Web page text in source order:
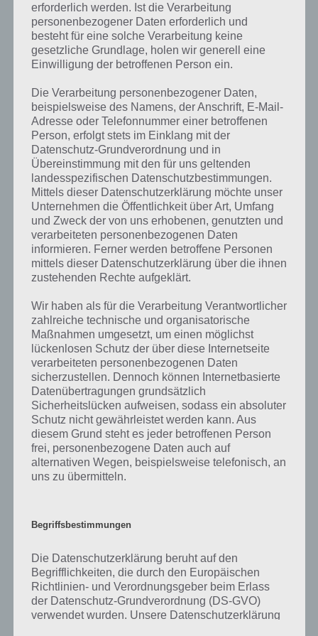
Kurze Begriffserklärung zur Lösung
Akkord
Bilder 1 Wort, doch welche Bedeutung hat dieses eigentlich und was
gibt es dazu zu wissen? Passt das Wort auch zu Die Welt der Musik?
Zu bestimmten Lösungen präsentieren wir daher auch immer eine
kurze Begriffserklärung!
Zu Akkord haben wir zunächst keine weiteren Informationen parat!
Auf WhatsApp teilen Teilen auf Facebook
Mehr Artikel hier auf Touchportal
erforderlich werden. Ist die Verarbeitung
personenbezogener Daten erforderlich und
besteht für eine solche Verarbeitung keine
gesetzliche Grundlage, holen wir generell eine
Einwilligung der betroffenen Person ein.
Die Verarbeitung personenbezogener Daten,
beispielsweise des Namens, der Anschrift, E-Mail-
Adresse oder Telefonnummer einer betroffenen
Person, erfolgt stets im Einklang mit der
Datenschutz-Grundverordnung und in
Übereinstimmung mit den für uns geltenden
landesspezifischen Datenschutzbestimmungen.
Mittels dieser Datenschutzerklärung möchte unser
Unternehmen die Öffentlichkeit über Art, Umfang
und Zweck der von uns erhobenen, genutzten und
verarbeiteten personenbezogenen Daten
informieren. Ferner werden betroffene Personen
mittels dieser Datenschutzerklärung über die ihnen
zustehenden Rechte aufgeklärt.
Wir haben als für die Verarbeitung Verantwortlicher
zahlreiche technische und organisatorische
Maßnahmen umgesetzt, um einen möglichst
lückenlosen Schutz der über diese Internetseite
verarbeiteten personenbezogenen Daten
sicherzustellen. Dennoch können Internetbasierte
Datenübertragungen grundsätzlich
Sicherheitslücken aufweisen, sodass ein absoluter
Schutz nicht gewährleistet werden kann. Aus
diesem Grund steht es jeder betroffenen Person
frei, personenbezogene Daten auch auf
alternativen Wegen, beispielsweise telefonisch, an
uns zu übermitteln.
Begriffsbestimmungen
Die Datenschutzerklärung beruht auf den
Begrifflichkeiten, die durch den Europäischen
Richtlinien- und Verordnungsgeber beim Erlass
der Datenschutz-Grundverordnung (DS-GVO)
verwendet wurden. Unsere Datenschutzerklärung